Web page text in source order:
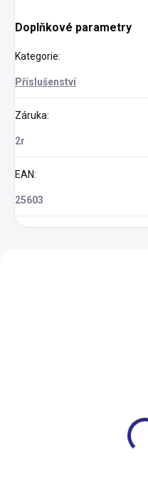
Doplňkové parametry
Kategorie:
Příslušenství
Záruka:
2r
EAN:
25603